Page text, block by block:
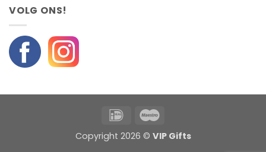
VOLG ONS!
IDeal
Copyright 2026 © VIP Gifts